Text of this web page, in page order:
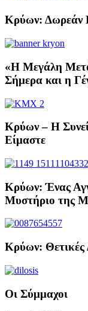
Κρύων: Δωρεάν
«Η Μεγάλη
Σήμερα και η
Κρύων – Η
Είμαστε
Κρύων: Ένας
Μυστήριο της
Κρύων: Θετικές
Οι Σύμμαχοι